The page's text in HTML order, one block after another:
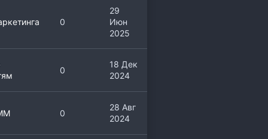
0
29
Июн
2025
0
18 Дек
2024
0
28 Авг
2024